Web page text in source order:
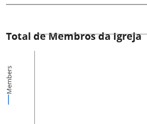
Total de Membros da Igreja
Members